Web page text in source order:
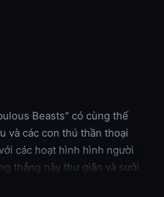
Beasts" có cùng thế
và các con thú thần thoại
các hoạt hình hình người
thẳng này thư giãn và sưởi